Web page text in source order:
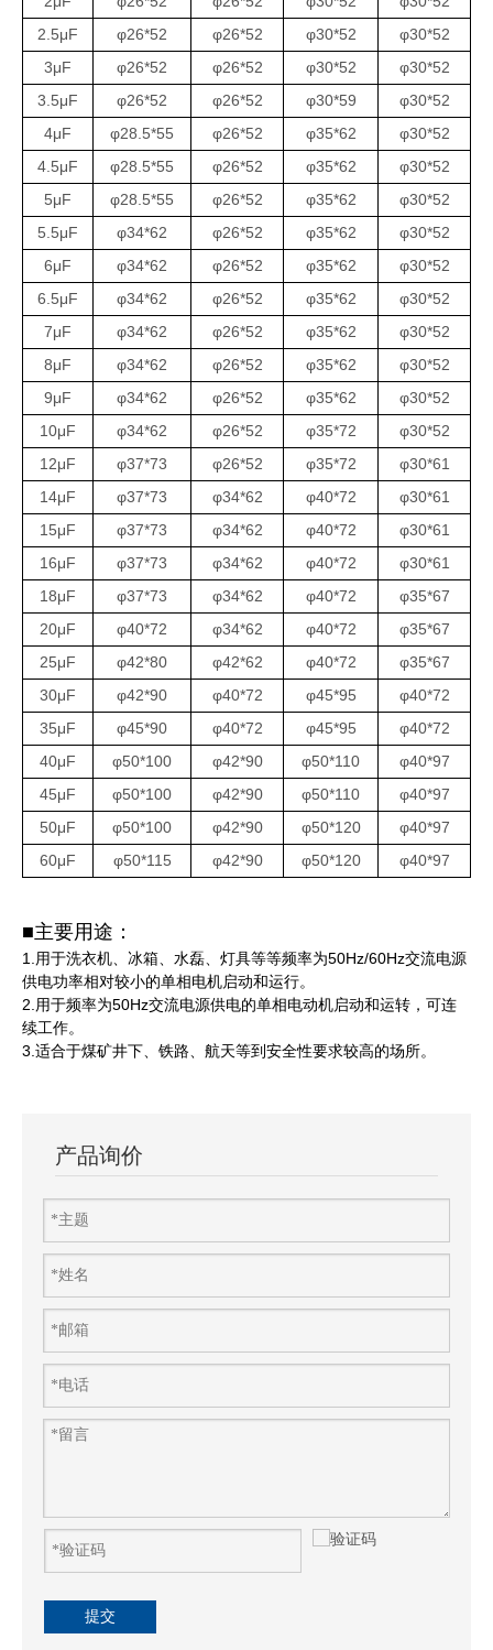
2.5μF
φ26*52 φ26*52 φ30*52
φ30*52
3μF
φ26*52 φ26*52 φ30*52
φ30*52
3.5μF
φ26*52 φ26*52 φ30*59
φ30*52
4μF
φ28.5*55 φ26*52 φ35*62
φ30*52
4.5μF
φ28.5*55 φ26*52 φ35*62
φ30*52
5μF
φ28.5*55 φ26*52 φ35*62
φ30*52
5.5μF
φ34*62 φ26*52 φ35*62
φ30*52
6μF
φ34*62 φ26*52 φ35*62
φ30*52
6.5μF
φ34*62 φ26*52 φ35*62
φ30*52
7μF
φ34*62 φ26*52 φ35*62
φ30*52
8μF
φ34*62 φ26*52 φ35*62
φ30*52
9μF
φ34*62 φ26*52 φ35*62
φ30*52
10μF
φ34*62 φ26*52 φ35*72
φ30*52
12μF
φ37*73 φ26*52 φ35*72
φ30*61
14μF
φ37*73 φ34*62 φ40*72
φ30*61
15μF
φ37*73 φ34*62 φ40*72
φ30*61
16μF
φ37*73 φ34*62 φ40*72
φ30*61
18μF
φ37*73 φ34*62 φ40*72
φ35*67
20μF
φ40*72 φ34*62 φ40*72
φ35*67
25μF
φ42*80 φ42*62 φ40*72
φ35*67
30μF
φ42*90 φ40*72 φ45*95
φ40*72
35μF
φ45*90 φ40*72 φ45*95
φ40*72
40μF
φ50*100 φ42*90 φ50*110
φ40*97
45μF
φ50*100 φ42*90 φ50*110
φ40*97
50μF
φ50*100 φ42*90 φ50*120
φ40*97
60μF
φ50*115 φ42*90 φ50*120 φ40*97
■主要用途：
1.用于洗衣机、冰箱、水磊、灯具等等频率为50Hz/60Hz交流电源
供电功率相对较小的单相电机启动和运行。
2.用于频率为50Hz交流电源供电的单相电动机启动和运转，可连
续工作。
3.适合于煤矿井下、铁路、航天等到安全性要求较高的场所。
产品询价
提交